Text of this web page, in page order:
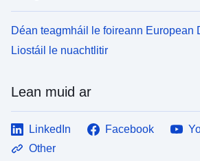
Déan teagmháil le foireann European
Liostáil le nuachtlitir
Lean muid ar
LinkedIn Facebook
Other